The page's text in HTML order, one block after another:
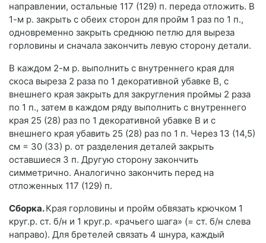
направлении, остальные 117 (129) п. переда отложить. В
1-м р. закрыть с обеих сторон для пройм 1 раз по 1 п.,
одновременно закрыть среднюю петлю для выреза
горловины и сначала закончить левую сторону детали.
В каждом 2-м р. выполнить с внутреннего края для
скоса выреза 2 раза по 1 декоративной убавке В, с
внешнего края закрыть для закругления проймы 2 раза
по 1 п., затем в каждом ряду выполнить с внутреннего
края 25 (28) раз по 1 декоративной убавке В и с
внешнего края убавить 25 (28) раз по 1 п. Через 13 (14,5)
см = 30 (33) р. от разделения деталей закрыть
оставшиеся 3 п. Другую сторону закончить
симметрично. Аналогично закончить перед на
отложенных 117 (129) п.
Сборка.Края горловины и пройм обвязать крючком 1
круг.р. ст. б/н и 1 круг.р. «рачьего шага» (= ст. б/н слева
направо). Для бретелей связать 4 шнура, каждый